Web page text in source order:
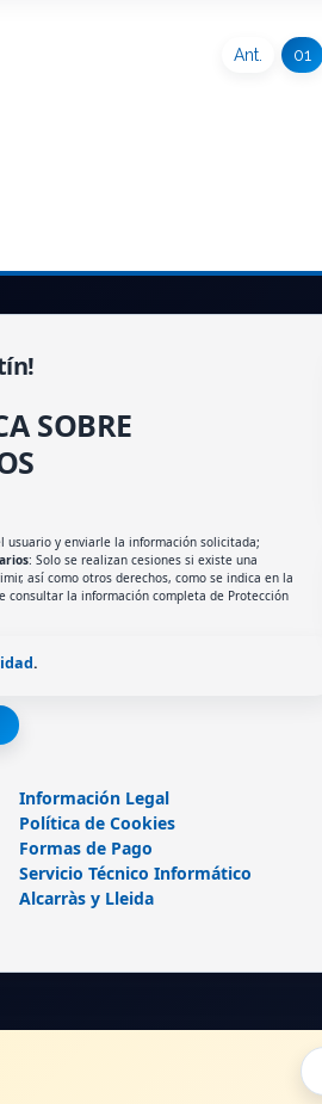
Ant. 01
SOBRE
usuario y enviarle la información solicitada;
: Solo se realizan cesiones si existe una
así como otros derechos, como se indica en la
consultar la información completa de Protección
.
Información Legal
Política de Cookies
Formas de Pago
Servicio Técnico Informático
Alcarràs y Lleida